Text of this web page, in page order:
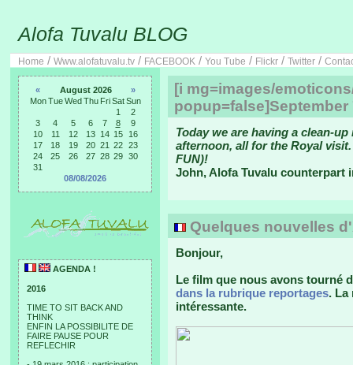
Alofa Tuvalu BLOG
Home / Www.alofatuvalu.tv / FACEBOOK / You Tube / Flickr / Twitter /
« August 2026
»
Mon Tue Wed Thu Fri Sat Sun
1
2
3
4 5 6 7 8
9
10
11 12 13 14 15
16
17
18 19 20 21 22
23
24
25 26 27 28 29
30
31
08/08/2026
AGENDA !
2016
TIME TO SIT BACK AND
THINK
ENFIN LA POSSIBILITE DE
FAIRE PAUSE POUR
REFLECHIR
[i mg=images/
Today we are having a clean-
afternoon, all for the Royal
FUN)!
John, Alofa Tuvalu counterpart
Quelques nouvelles
Bonjour,
Le film que nous avons tourné
dans la rubrique reportages. La
intéressante.